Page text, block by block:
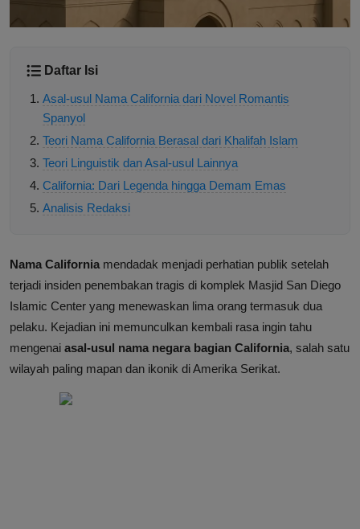
Daftar Isi
Asal-usul Nama California dari Novel Romantis
Spanyol
Teori Nama California Berasal dari Khalifah Islam
Teori Linguistik dan Asal-usul Lainnya
California: Dari Legenda hingga Demam Emas
Analisis Redaksi
Nama California mendadak menjadi perhatian publik setelah
terjadi insiden penembakan tragis di komplek Masjid San Diego
Islamic Center yang menewaskan lima orang termasuk dua
pelaku. Kejadian ini memunculkan kembali rasa ingin tahu
mengenai asal-usul nama negara bagian California, salah satu
wilayah paling mapan dan ikonik di Amerika Serikat.